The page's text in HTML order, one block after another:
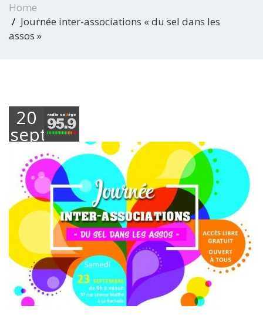
Home
Journée inter-associations « du sel dans les
assos »
20
septembre
2023